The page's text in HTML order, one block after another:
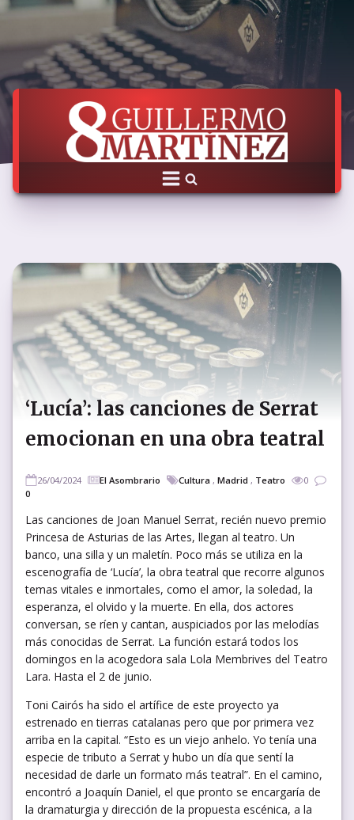
‘Lucía’: las canciones de Serrat
emocionan en una obra teatral
26/04/2024 El Asombrario Cultura , Madrid , Teatro
0
0
Las canciones de Joan Manuel Serrat, recién nuevo premio
Princesa de Asturias de las Artes, llegan al teatro. Un
banco, una silla y un maletín. Poco más se utiliza en la
escenografía de ‘Lucía’, la obra teatral que recorre algunos
temas vitales e inmortales, como el amor, la soledad, la
esperanza, el olvido y la muerte. En ella, dos actores
conversan, se ríen y cantan, auspiciados por las melodías
más conocidas de Serrat. La función estará todos los
domingos en la acogedora sala Lola Membrives del Teatro
Lara. Hasta el 2 de junio.
Toni Cairós ha sido el artífice de este proyecto ya
estrenado en tierras catalanas pero que por primera vez
arriba en la capital. “Esto es un viejo anhelo. Yo tenía una
especie de tributo a Serrat y hubo un día que sentí la
necesidad de darle un formato más teatral”. En el camino,
encontró a Joaquín Daniel, el que pronto se encargaría de
la dramaturgia y dirección de la propuesta escénica, a la